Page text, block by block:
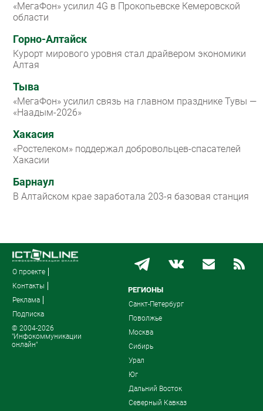
«МегаФон» усилил 4G в Прокопьевске Кемеровской
области
Горно-Алтайск
Курорт мирового уровня стал драйвером экономики
Алтая
Тыва
«МегаФон» усилил связь на главном празднике Тувы —
«Наадым-2026»
Хакасия
«Ростелеком» поддержал добровольцев-спасателей
Хакасии
Барнаул
В Алтайском крае заработала 203-я базовая станция
О проекте
Контакты
Реклама
Подписка
© 2004-2026
"Инфокоммуникации
онлайн"
РЕГИОНЫ
Санкт-Петербург
Поволжье
Москва
Сибирь
Урал
Юг
Дальний Восток
Северный Кавказ